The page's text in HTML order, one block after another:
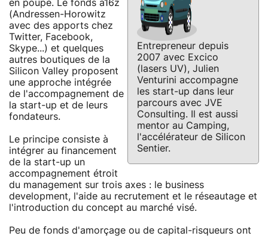
Entrepreneur depuis
2007 avec Excico
(lasers UV), Julien
Venturini accompagne
les start-up dans leur
parcours avec JVE
Consulting. Il est aussi
mentor au Camping,
l'accélérateur de Silicon
Sentier.
en poupe. Le fonds a16z
(Andressen-Horowitz
avec des apports chez
Twitter, Facebook,
Skype...) et quelques
autres boutiques de la
Silicon Valley proposent
une approche intégrée
de l'accompagnement de
la start-up et de leurs
fondateurs.
Le principe consiste à
intégrer au financement
de la start-up un
accompagnement étroit
du management sur trois axes : le business
development, l'aide au recrutement et le réseautage et
l'introduction du concept au marché visé.
Peu de fonds d'amorçage ou de capital-risqueurs ont